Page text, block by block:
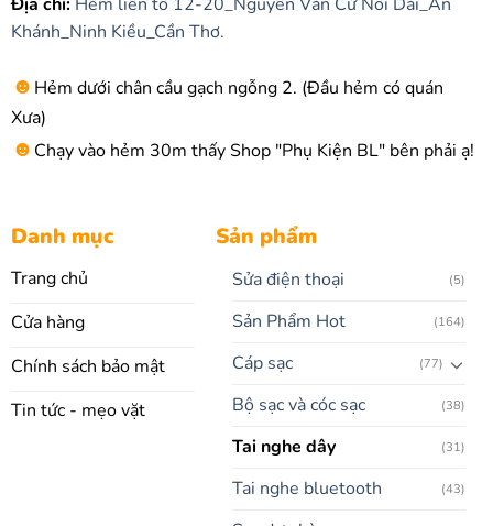
Khánh_Ninh Kiều_Cần Thơ.
☻ Hẻm dưới chân cầu gạch ngỗng 2. (Đầu hẻm có quán
Xưa)
☻ Chạy vào hẻm 30m thấy Shop "Phụ Kiện BL" bên phải ạ!
Danh mục
Trang chủ
Cửa hàng
Chính sách bảo mật
Tin tức - mẹo vặt
Sản phẩm
Sửa điện thoại (5)
Sản Phẩm Hot (164)
Cáp sạc (77)
Bộ sạc và cóc sạc (38)
Tai nghe dây (31)
Tai nghe bluetooth (43)